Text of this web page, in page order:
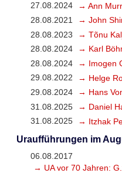
27.08.2024
→ Ann
28.08.2021
→ John
28.08.2023
→ Tõnu
28.08.2024
→ Karl
28.08.2024
→ Imogen
29.08.2022
→ Helge
29.08.2024
→ Hans
31.08.2025
→ Daniel
31.08.2025
→ Itzhak
Uraufführungen im
06.08.2017
→ UA vor 70 Jahren: